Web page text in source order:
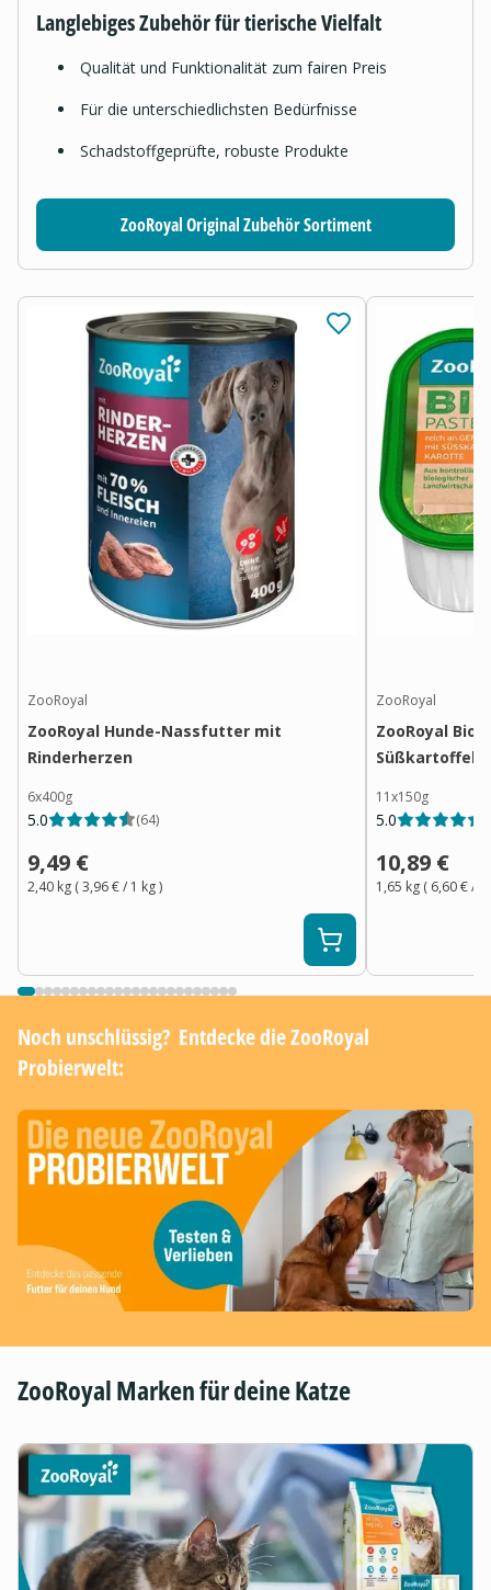
Langlebiges Zubehör für tierische Vielfalt
Qualität und Funktionalität zum fairen Preis
Für die unterschiedlichsten Bedürfnisse
Schadstoffgeprüfte, robuste Produkte
ZooRoyal Original Zubehör Sortiment
ZooRoyal
ZooRoyal Hunde-Nassfutter mit
Rinderherzen
6x400g
5.0 (64)
9,49 €
2,40 kg (3,96 €/ 1 kg)
ZooRoyal
ZooRoyal Bio
Süßkartoffel
11x150g
5.0
10,89 €
1,65 kg ( 6,60 €/ 1
Noch unschlüssig? ​ Entdecke die ZooRoyal
Probierwelt:
ZooRoyal Marken für deine Katze